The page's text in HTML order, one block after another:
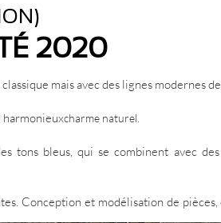
2020
mais avec des lignes modernes
harmonieuxcharme naturel.
tons bleus, qui se combinent avec
Conception et modélisation de